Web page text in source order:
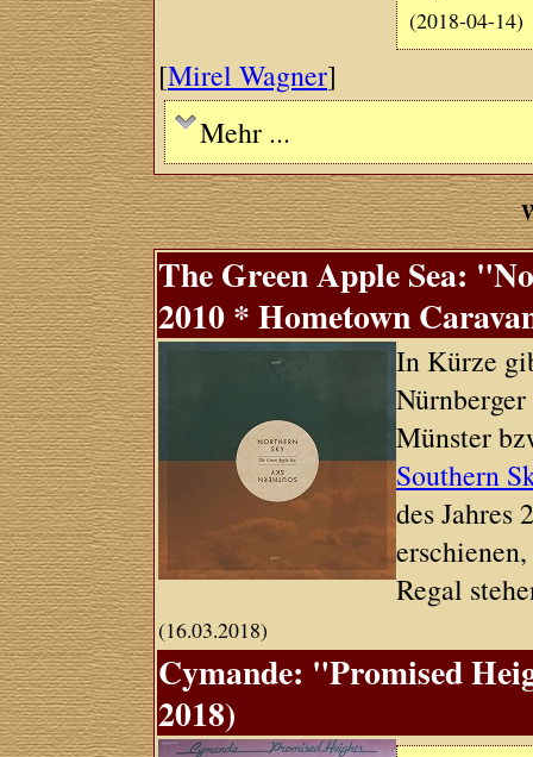
(2018-04-14)
[Mirel Wagner]
Mehr ...
The Green Apple Sea:
2010 * Hometown
In Kürze
Münster
Southern
des Jahres
Regal
(16.03.2018)
Cymande: "Promised
2018)